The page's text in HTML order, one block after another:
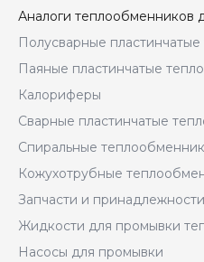
Аналоги теплообменников
Полусварные
Паяные пластинчатые
Калориферы
Сварные пластинчатые
Спиральные
Кожухотрубные
Запчасти и принадлежности
Жидкости для промывки
Насосы для промывки